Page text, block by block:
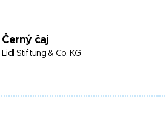
Černý čaj
Lidl Stiftung & Co. KG